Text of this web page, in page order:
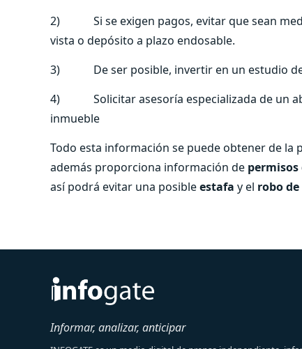
2) Si se exigen pagos, evitar que sean
vista o depósito a plazo endosable.
3) De ser posible, invertir en un estudio
4) Solicitar asesoría especializada de un
inmueble
Todo esta información se puede obtener de la
además proporciona información de
así podrá evitar una posibleestafa y el robo
Informar, analizar, anticipar